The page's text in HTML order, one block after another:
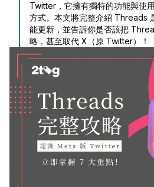
Twitter，它擁有獨特的功能與使
方式。本文將完整介紹 Threads
能更新，並告訴你是否該把
略，甚至取代 X（原 Twitter）！